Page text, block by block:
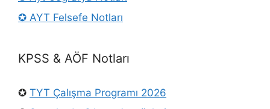
✪ AYT Felsefe Notları
KPSS & AÖF Notları
✪ TYT Çalışma Programı 2026